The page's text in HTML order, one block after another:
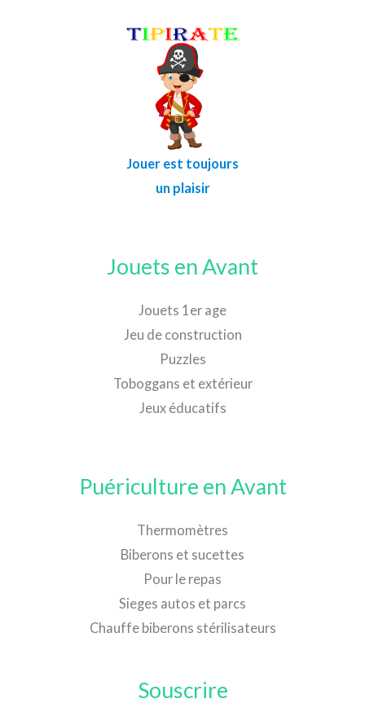
Jouer est toujours
un plaisir
Jouets en Avant
Jouets 1er age
Jeu de construction
Puzzles
Toboggans et extérieur
Jeux éducatifs
Puériculture en Avant
Thermomètres
Biberons et sucettes
Pour le repas
Sieges autos et parcs
Chauffe biberons stérilisateurs
Souscrire